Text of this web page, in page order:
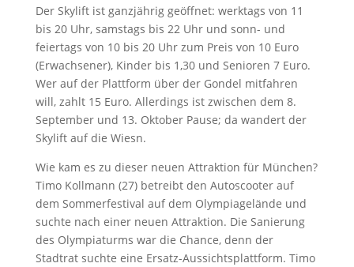
Der Skylift ist ganzjährig geöffnet: werktags von 11
bis 20 Uhr, samstags bis 22 Uhr und sonn- und
feiertags von 10 bis 20 Uhr zum Preis von 10 Euro
(Erwachsener), Kinder bis 1,30 und Senioren 7 Euro.
Wer auf der Plattform über der Gondel mitfahren
will, zahlt 15 Euro. Allerdings ist zwischen dem 8.
September und 13. Oktober Pause; da wandert der
Skylift auf die Wiesn.
Wie kam es zu dieser neuen Attraktion für München?
Timo Kollmann (27) betreibt den Autoscooter auf
dem Sommerfestival auf dem Olympiagelände und
suchte nach einer neuen Attraktion. Die Sanierung
des Olympiaturms war die Chance, denn der
Stadtrat suchte eine Ersatz-Aussichtsplattform. Timo